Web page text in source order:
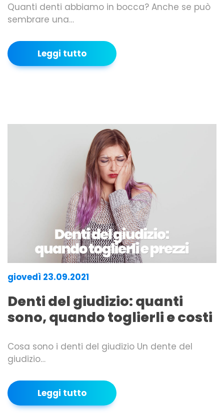
Quanti denti abbiamo in bocca? Anche se può
sembrare una…
Leggi tutto
giovedì 23.09.2021
Denti del giudizio: quanti
sono, quando toglierli e costi
Cosa sono i denti del giudizio Un dente del
giudizio…
Leggi tutto